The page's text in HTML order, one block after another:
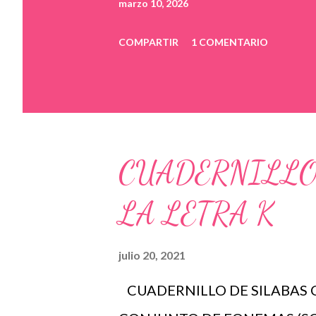
marzo 10, 2026
COMPARTIR 1 COMENTARIO
LA LETRA K
julio 20, 2021
CUADERNILLO DE SILABAS